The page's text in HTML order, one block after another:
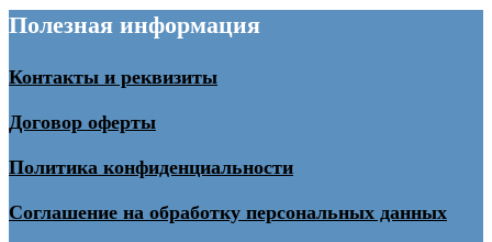
Полезная информация
Контакты и реквизиты
Договор оферты
Политика конфиденциальности
Соглашение на обработку персональных данных